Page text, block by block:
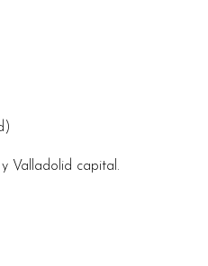
Valladolid capital.